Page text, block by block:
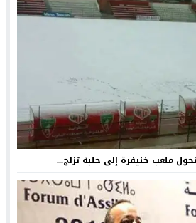
ملعب خنيفرة إلى حلبة تزلج...